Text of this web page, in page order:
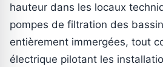
hauteur dans les locaux
pompes de filtration des
entièrement immergées, tout
électrique pilotant les